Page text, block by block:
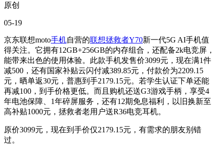
原创
05-19
京东联想moto手机自营的联想拯救者Y70新一代5G AI手机值
得关注。它拥有12GB+256GB的内存组合，还配备2k电竞屏，
能带来出色的使用体验。此款手机发售价3099元，现在满1件
减500，还有国家补贴云闪付减389.85元，付款价为2209.15
元，晒单返30元，普惠到手2179.15元。若学生认证下单还能
再减100，到手价格更低。而且购机还送G3游戏手柄，享受4
年电池保障、1年碎屏服务，还有12期免息福利，以旧换新至
高补贴1000元，拯救者老用户送R36电竞耳机。
原价3099元，现在到手价仅2179.15元，有需求的朋友别错
过。